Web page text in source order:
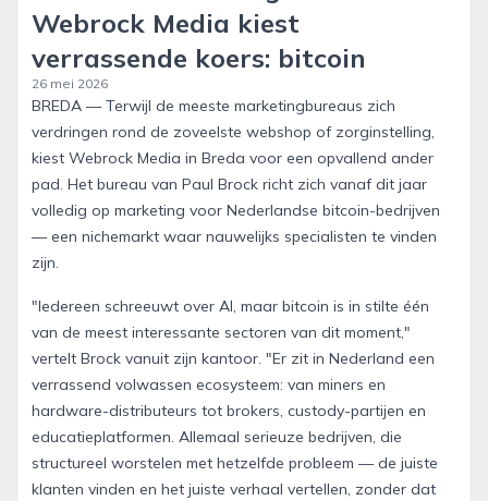
Webrock Media kiest
verrassende koers: bitcoin
26 mei 2026
BREDA — Terwijl de meeste marketingbureaus zich
verdringen rond de zoveelste webshop of zorginstelling,
kiest Webrock Media in Breda voor een opvallend ander
pad. Het bureau van Paul Brock richt zich vanaf dit jaar
volledig op marketing voor Nederlandse bitcoin-bedrijven
— een nichemarkt waar nauwelijks specialisten te vinden
zijn.
"Iedereen schreeuwt over AI, maar bitcoin is in stilte één
van de meest interessante sectoren van dit moment,"
vertelt Brock vanuit zijn kantoor. "Er zit in Nederland een
verrassend volwassen ecosysteem: van miners en
hardware-distributeurs tot brokers, custody-partijen en
educatieplatformen. Allemaal serieuze bedrijven, die
structureel worstelen met hetzelfde probleem — de juiste
klanten vinden en het juiste verhaal vertellen, zonder dat